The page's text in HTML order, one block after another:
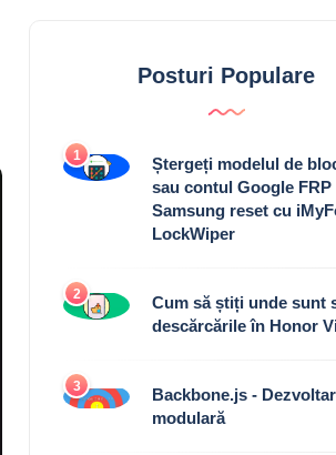
Posturi Populare
1
Ștergeți modelul de
sau contul Google FRP
Samsung reset cu
LockWiper
2
Cum să știți unde sunt
descărcările în Honor
3
Backbone.js -
modulară